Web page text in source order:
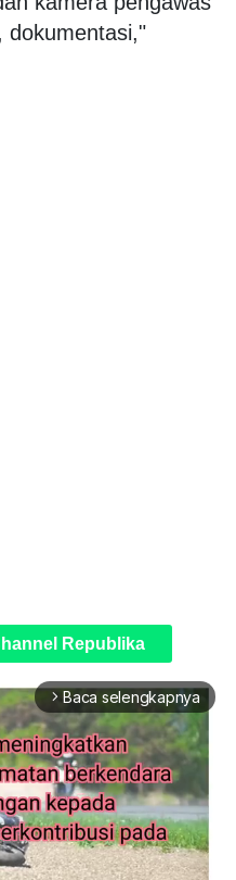
dokumentasi,"
Republika
arrow_forward_ios Baca selengkapnya